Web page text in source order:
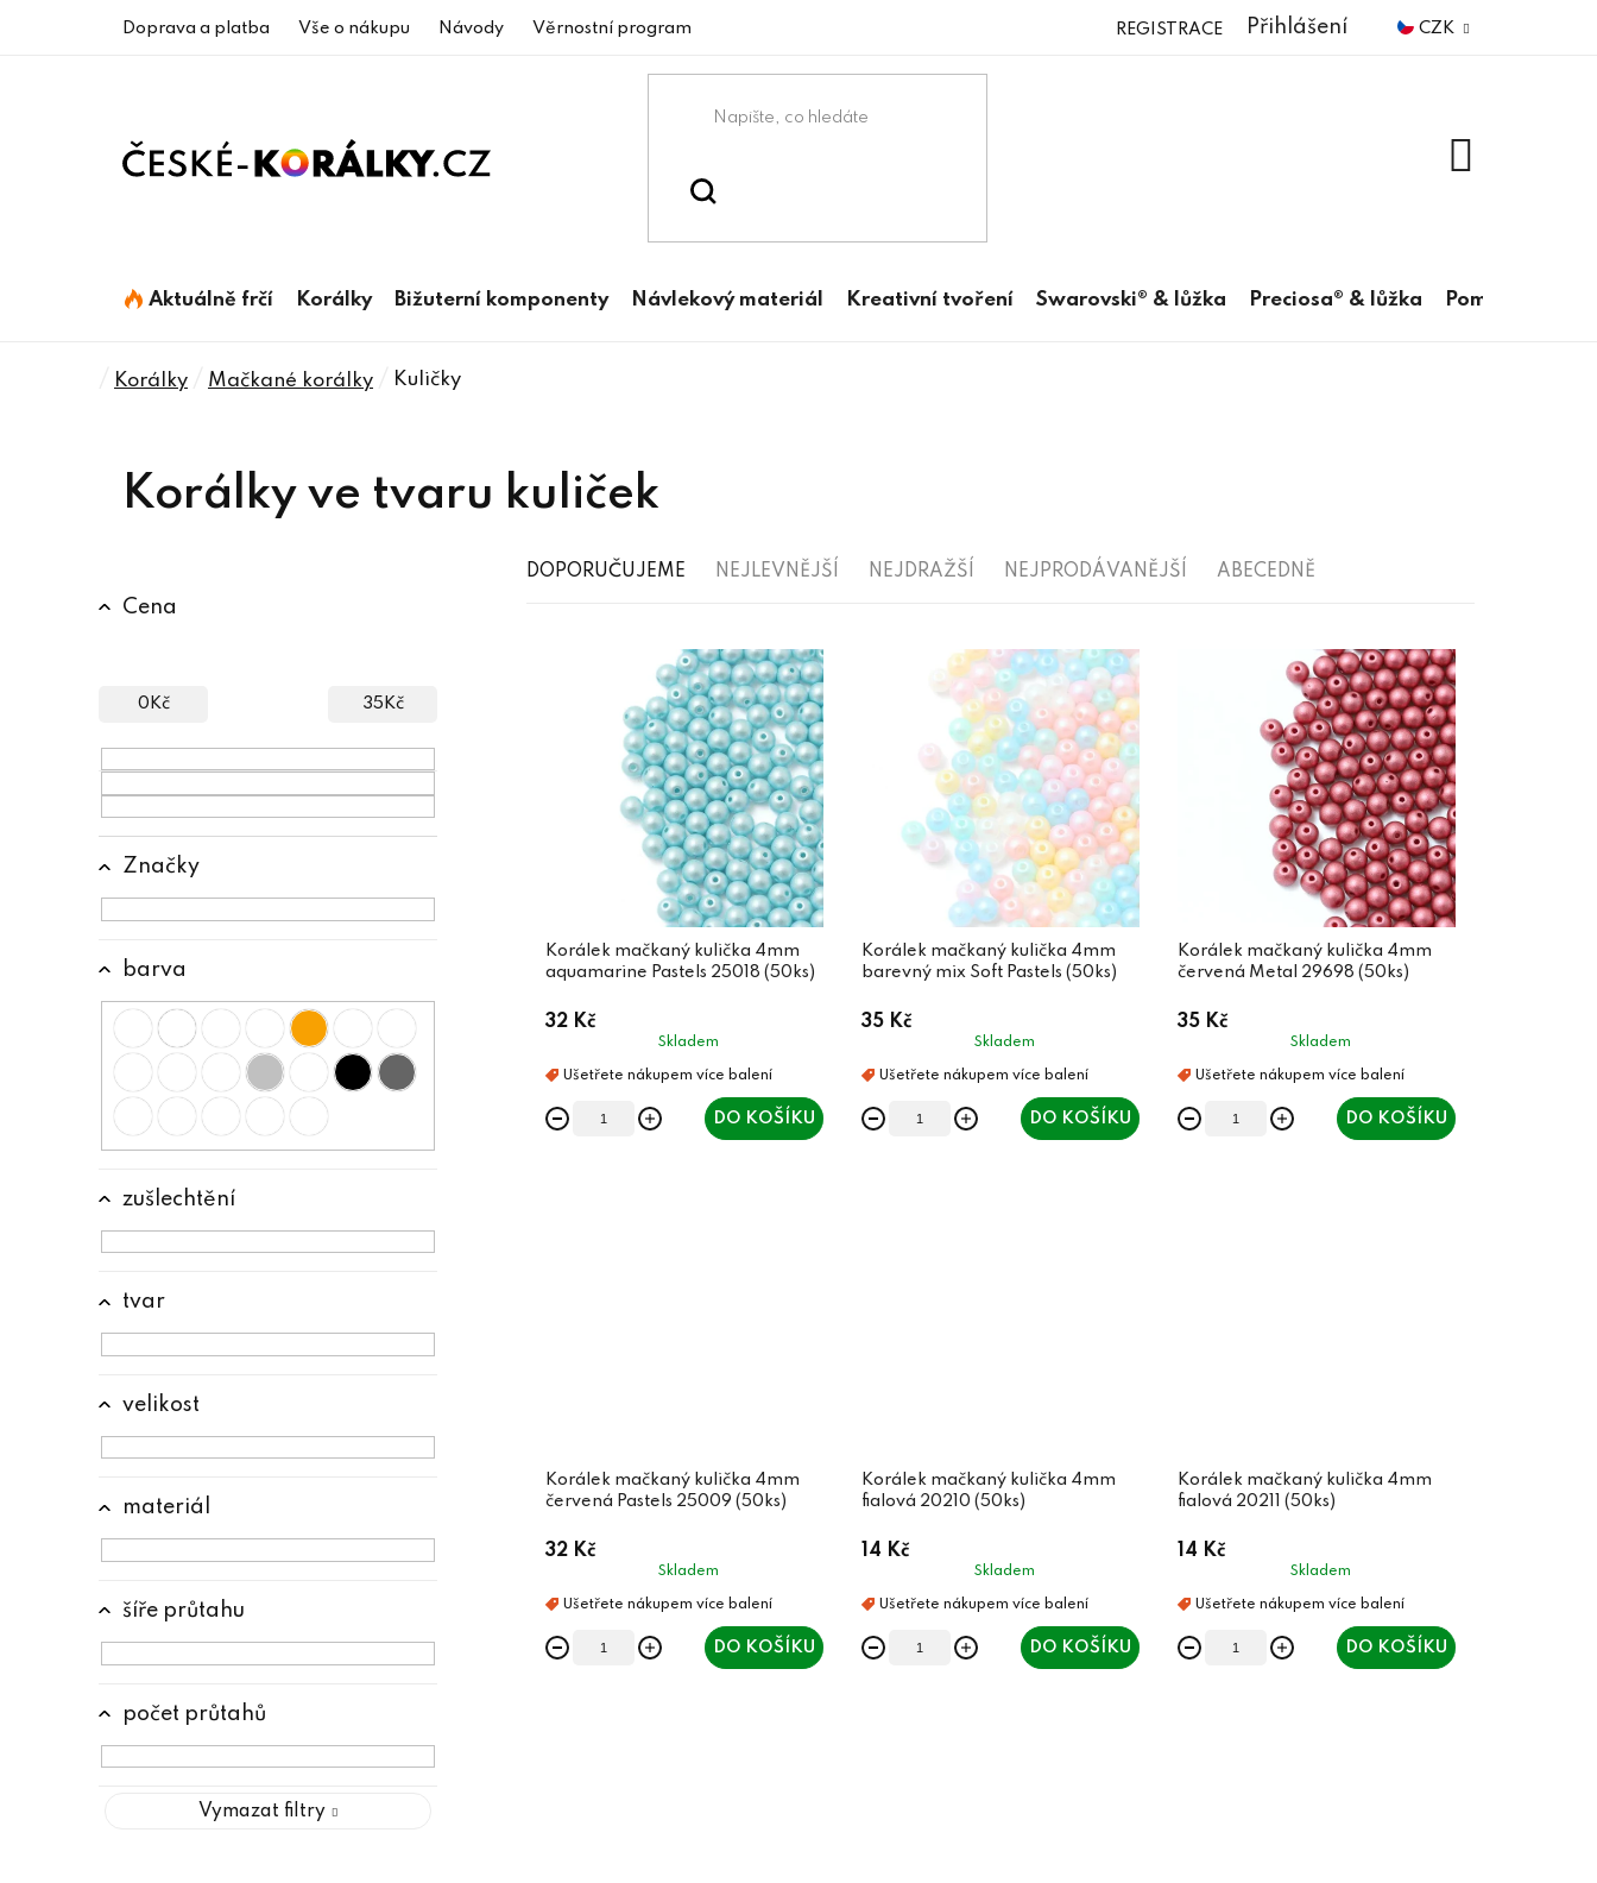
Doprava a platba Vše o nákupu Návody Věrnostní program CZK
Přihlášení
REGISTRACE
Aktuálně frčí Korálky Bižuterní komponenty Návlekový materiál Kreativní tvoření Swarovski® & lůžka Preciosa® & lůžka Pomůcky
Domů
Korálky Mačkané korálky Kuličky
Korálky ve tvaru kuliček
P
r
a
n
n
í
n
e
Cena
0 Kč 35 Kč
Značky
barva
materiál
počet průtahů
šíře průtahu
tvar
velikost
zušlechtění
Vymazat filtry
Ř
u
k
ů
DOPORUČUJEME NEJLEVNĚJŠÍ NEJDRAŽŠÍ NEJPRODÁVANĚJŠÍ ABECEDNĚ
d
k
ů
Korálek mačkaný kulička 4mm
aquamarine Pastels 25018 (50ks)
32 Kč
Skladem
DO KOŠÍKU
Korálek mačkaný kulička 4mm
barevný mix Soft Pastels (50ks)
35 Kč
Skladem
DO KOŠÍKU
Korálek mačkaný kulička 4mm
červená Metal 29698 (50ks)
35 Kč
Skladem
DO KOŠÍKU
Korálek mačkaný kulička 4mm
červená Pastels 25009 (50ks)
32 Kč
Skladem
DO KOŠÍKU
Korálek mačkaný kulička 4mm
fialová 20210 (50ks)
14 Kč
Skladem
DO KOŠÍKU
Korálek mačkaný kulička 4mm
fialová 20211 (50ks)
14 Kč
Skladem
DO KOŠÍKU